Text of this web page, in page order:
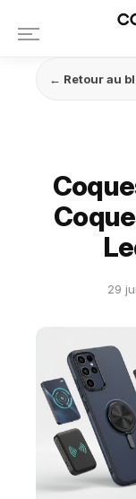
← Retour au
29